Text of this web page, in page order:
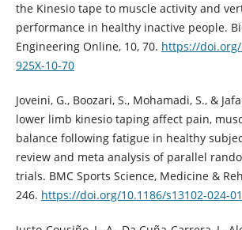
the Kinesio tape to muscle activity and
performance in healthy inactive people.
Engineering Online, 10, 70. https://doi.org/
925X-10-70
Joveini, G., Boozari, S., Mohamadi, S., &
lower limb kinesio taping affect pain,
balance following fatigue in healthy
review and meta analysis of parallel
trials. BMC Sports Science, Medicine &
246. https://doi.org/10.1186/s13102-024-